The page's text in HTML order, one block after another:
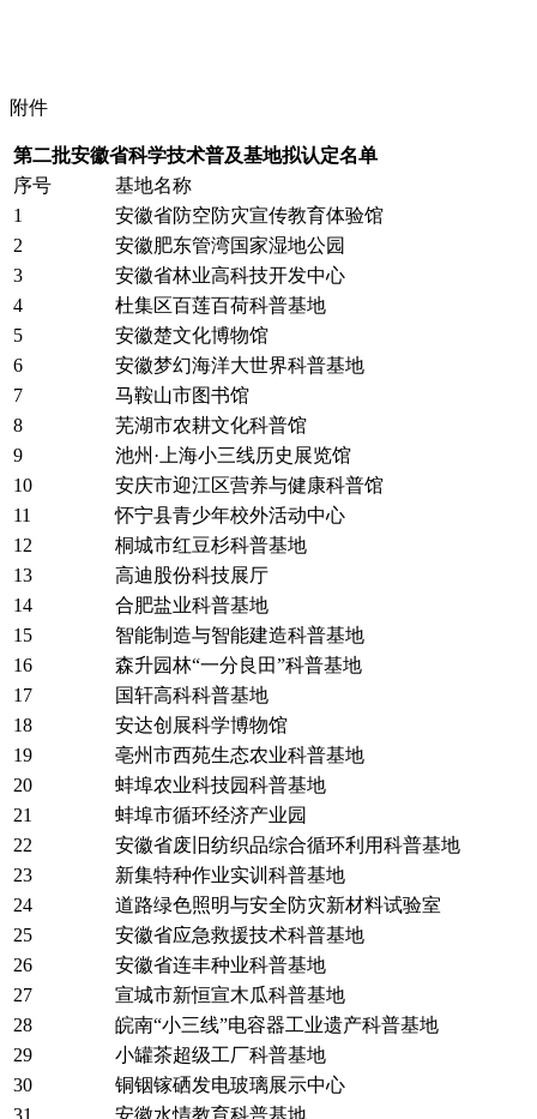
附件
第二批安徽省科学技术普及基地拟认定名单
序号
基地名称
1
安徽省防空防灾宣传教育体验馆
2
安徽肥东管湾国家湿地公园
3
安徽省林业高科技开发中心
4
杜集区百莲百荷科普基地
5
安徽楚文化博物馆
6
安徽梦幻海洋大世界科普基地
7
马鞍山市图书馆
8
芜湖市农耕文化科普馆
9
池州·上海小三线历史展览馆
10
安庆市迎江区营养与健康科普馆
11
怀宁县青少年校外活动中心
12
桐城市红豆杉科普基地
13
高迪股份科技展厅
14
合肥盐业科普基地
15
智能制造与智能建造科普基地
16
森升园林“一分良田”科普基地
17
国轩高科科普基地
18
安达创展科学博物馆
19
亳州市西苑生态农业科普基地
20
蚌埠农业科技园科普基地
21
蚌埠市循环经济产业园
22
安徽省废旧纺织品综合循环利用科普基地
23
新集特种作业实训科普基地
24
道路绿色照明与安全防灾新材料试验室
25
安徽省应急救援技术科普基地
26
安徽省连丰种业科普基地
27
宣城市新恒宣木瓜科普基地
28
皖南“小三线”电容器工业遗产科普基地
29
小罐茶超级工厂科普基地
30
铜铟镓硒发电玻璃展示中心